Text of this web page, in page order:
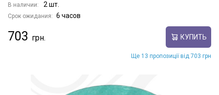
В наличии: 2 шт.
Срок ожидания: 6 часов
703 КУПИТЬ
Ще 13 пропозиції від 703 грн